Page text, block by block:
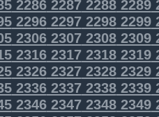
2286228722882289
2296229722982299
2306230723082309
2316231723182319
2326232723282329
2336233723382339
2346234723482349